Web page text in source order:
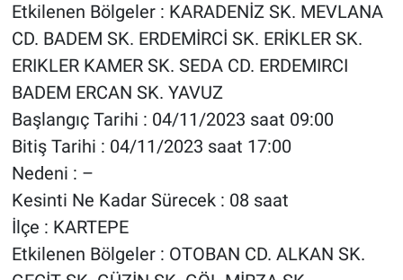
Etkilenen Bölgeler : KARADENİZ SK. MEVLANA
CD. BADEM SK. ERDEMİRCİ SK. ERİKLER SK.
ERIKLER KAMER SK. SEDA CD. ERDEMIRCI
BADEM ERCAN SK. YAVUZ
Başlangıç Tarihi : 04/11/2023 saat 09:00
Bitiş Tarihi : 04/11/2023 saat 17:00
Nedeni : –
Kesinti Ne Kadar Sürecek : 08 saat
İlçe : KARTEPE
Etkilenen Bölgeler : OTOBAN CD. ALKAN SK.